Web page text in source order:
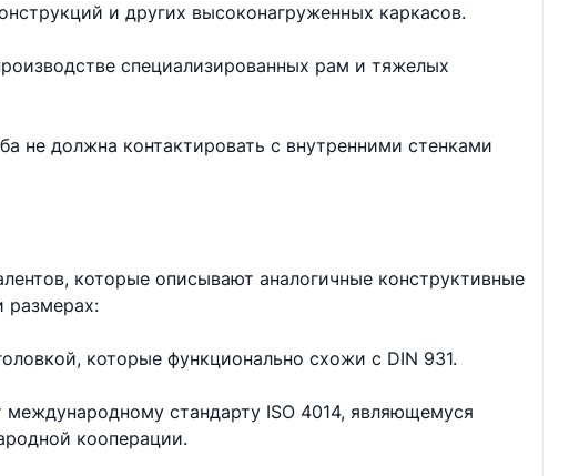
и других высоконагруженных каркасов.
специализированных рам и тяжелых
не должна контактировать с внутренними стенками
которые описывают аналогичные конструктивные
размерах:
которые функционально схожи с DIN 931.
стандарту ISO 4014, являющемуся
кооперации.